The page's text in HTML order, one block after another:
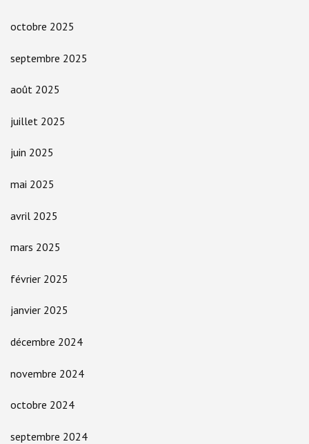
octobre 2025
septembre 2025
août 2025
juillet 2025
juin 2025
mai 2025
avril 2025
mars 2025
février 2025
janvier 2025
décembre 2024
novembre 2024
octobre 2024
septembre 2024